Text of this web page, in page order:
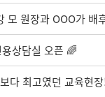
모 원장과 OOO가 배
상담실 오픈 🌈
다 최고였던 교육현